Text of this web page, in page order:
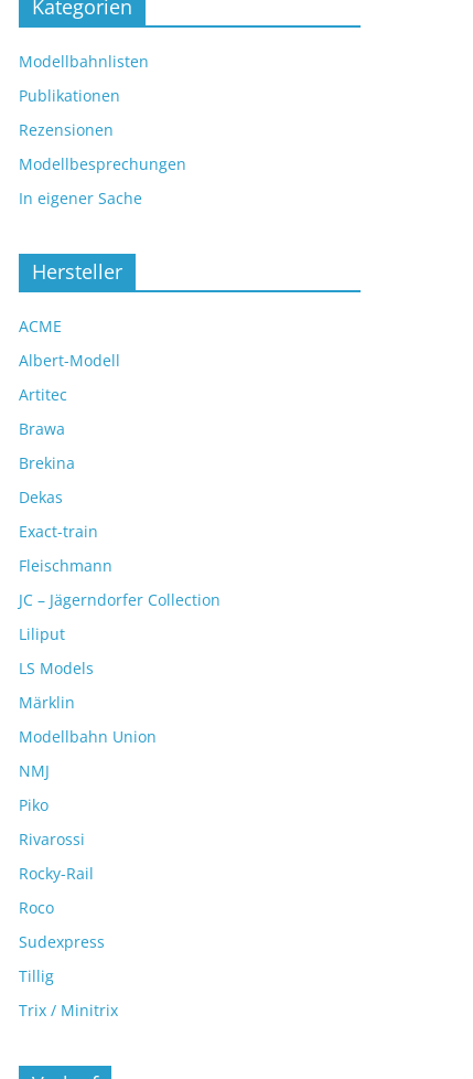
Kategorien
Modellbahnlisten
Publikationen
Rezensionen
Modellbesprechungen
In eigener Sache
Hersteller
ACME
Albert-Modell
Artitec
Brawa
Brekina
Dekas
Exact-train
Fleischmann
JC – Jägerndorfer Collection
Liliput
LS Models
Märklin
Modellbahn Union
NMJ
Piko
Rivarossi
Rocky-Rail
Roco
Sudexpress
Tillig
Trix / Minitrix